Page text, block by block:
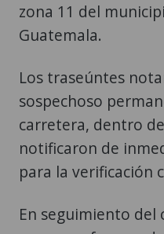
zona 11 del
Guatemala.
Los traseúntes
sospechoso
carretera, dentro
notificaron de
para la verificación
En seguimiento del